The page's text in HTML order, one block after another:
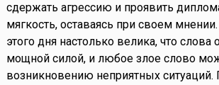
сдержать агрессию и проявить
мягкость, оставаясь при своем
этого дня настолько велика, что слова
мощной силой, и любое злое слово
возникновению неприятных ситуаций.